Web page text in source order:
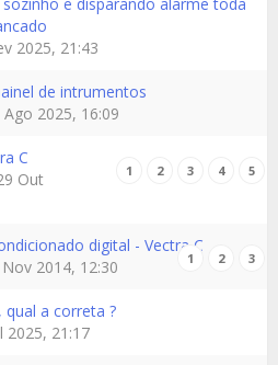
2025, 21:43
de intrumentos
Ago 2025, 16:09
C
1 2 3 4 5
Out
digital - Vectra C
1 2 3
2014, 12:30
a correta ?
2025, 21:17